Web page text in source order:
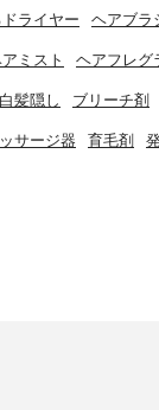
ライヤー ヘアブラ
ミスト ヘアフレグ
白髪隠し ブリーチ剤
サージ器 育毛剤